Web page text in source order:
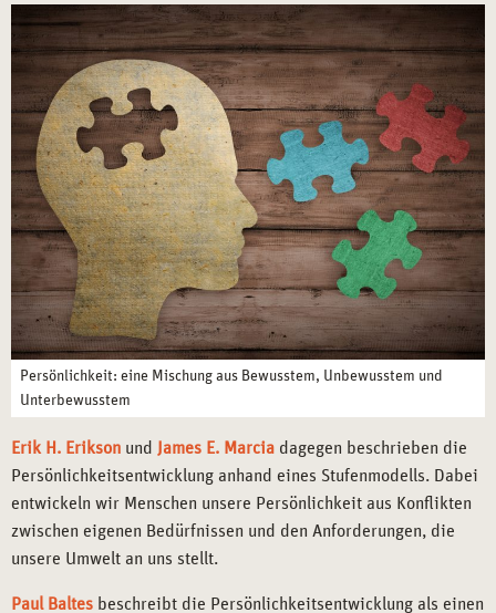
Persönlichkeit: eine Mischung aus Bewusstem, Unbewusstem und
Unterbewusstem
Erik H. Erikson und James E. Marcia dagegen beschrieben die
Persönlichkeitsentwicklung anhand eines Stufenmodells. Dabei
entwickeln wir Menschen unsere Persönlichkeit aus Konflikten
zwischen eigenen Bedürfnissen und den Anforderungen, die
unsere Umwelt an uns stellt.
Paul Baltes beschreibt die Persönlichkeitsentwicklung als einen